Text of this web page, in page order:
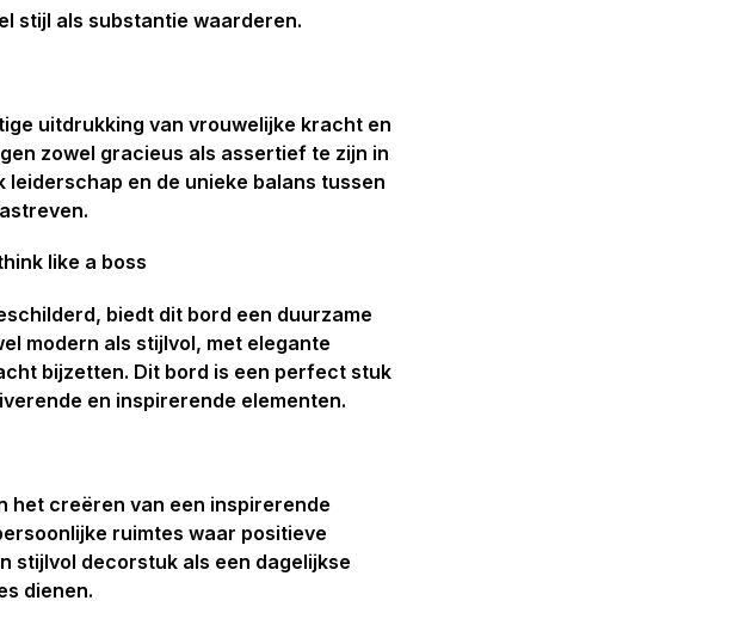
stijl als substantie waarderen.
uitdrukking van vrouwelijke kracht en
zowel gracieus als assertief te zijn in
en de unieke balans tussen
like a boss
biedt dit bord een duurzame
modern als stijlvol, met elegante
bijzetten. Dit bord is een perfect stuk
en inspirerende elementen.
het creëren van een inspirerende
ruimtes waar positieve
stijlvol decorstuk als een dagelijkse
dienen.